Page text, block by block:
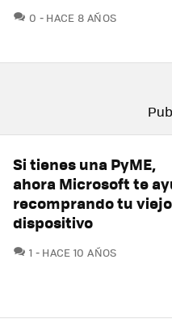
0 COMENTARIOS
HACE 8 AÑOS
Si tienes una PyME,
ahora Microsoft te
recomprando tu viejo
dispositivo
1 COMENTARIOS
HACE 10 AÑOS